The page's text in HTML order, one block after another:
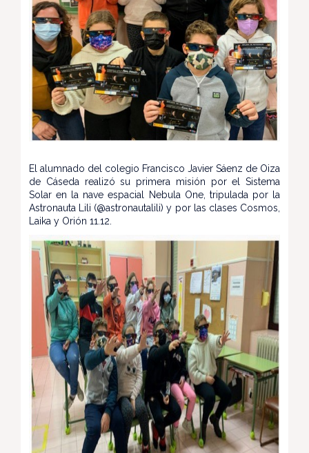
El alumnado del colegio Francisco Javier Sáenz de Oiza
de Cáseda realizó su primera misión por el Sistema
Solar en la nave espacial Nebula One, tripulada por la
Astronauta Lili (@astronautalili) y por las clases Cosmos,
Laika y Orión 11.12.